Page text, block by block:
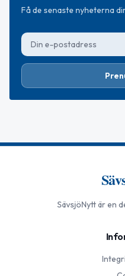
Få de senaste nyheterna
SävsjöNyttär en